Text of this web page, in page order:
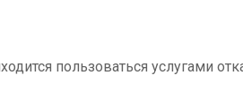
пользоваться услугами